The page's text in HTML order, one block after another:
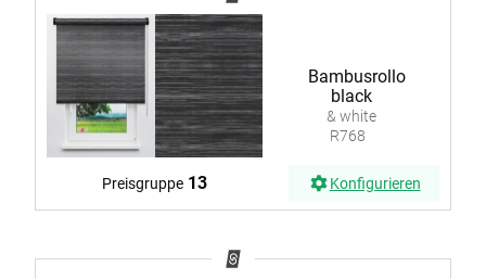
Bambusrollo
black
& white
R768
Preisgruppe 13 Konfigurieren